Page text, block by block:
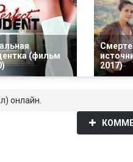
(фильм
2017)
онлайн.